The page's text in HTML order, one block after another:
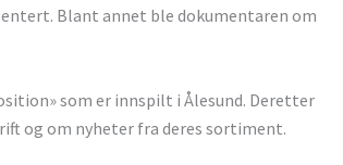
Blant annet ble dokumentaren om
som er innspilt i Ålesund. Deretter
og om nyheter fra deres sortiment.